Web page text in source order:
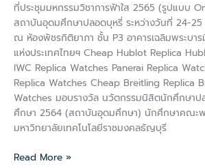
ที่ประชุมมหกรรมวิชาการฟ้าใส 2565 (รูปแบบ
สถาบันอุดมศึกษาปลอดบุหรี่ ระหว่างวันที่ 24-
ณ ห้องพัชรกิติยาภา ชั้น P3 อาคารเฉลิมพระบ
แห่งประเทศไทยฯ Cheap Hublot Replica
IWC Replica Watches Panerai Replica
Replica Watches Cheap Breitling Replica
Watches มอบรางวัล นวัตกรรมนิสิตนักศึกษาป
ศึกษา 2564 (สถาบันอุดมศึกษา) นักศึกษาคณะ
มหาวิทยาลัยเทคโนโลยีราชมงคลธัญบุรี
Read More »